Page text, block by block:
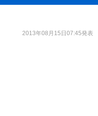
2013年08月15日07:45発表